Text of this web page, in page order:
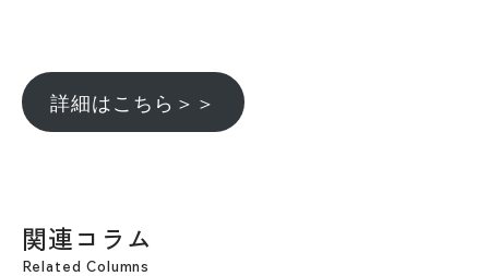
詳細はこちら＞＞
関連コラム
Related Columns